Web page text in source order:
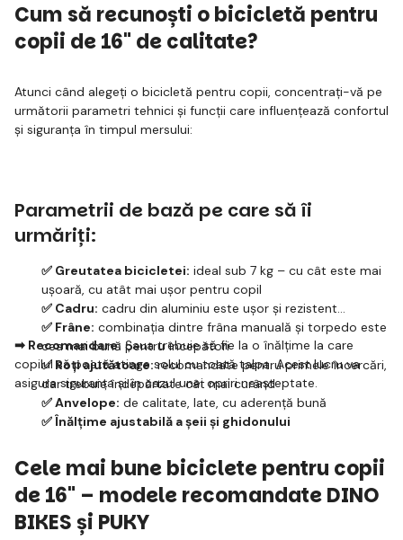
Cum să recunoști o bicicletă pentru
copii de 16" de calitate?
Atunci când alegeți o bicicletă pentru copii, concentrați-vă pe
următorii parametri tehnici și funcții care influențează confortul
și siguranța în timpul mersului:
Parametrii de bază pe care să îi
urmăriți:
✅ Greutatea bicicletei: ideal sub 7 kg – cu cât este mai
ușoară, cu atât mai ușor pentru copil
✅ Cadru: cadru din aluminiu este ușor și rezistent
✅ Frâne: combinația dintre frâna manuală și torpedo este
cea mai bună pentru începători
✅ Roți ajutătoare:recomandate pentru primele încercări,
dar trebuie îndepărtate cât mai curând
✅ Anvelope: de calitate, late, cu aderență bună
✅ Înălțime ajustabilă a șeii și ghidonului
➡ Recomandare: Șaua trebuie să fie la o înălțime la care
copilul să poată atinge solul cu toată talpa. Acest lucru va
asigura siguranța și în cazul unei opriri neașteptate.
Cele mai bune biciclete pentru copii
de 16" – modele recomandate DINO
BIKES și PUKY